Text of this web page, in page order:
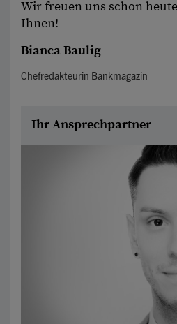
Wir freuen uns schon
Ihnen!
Bianca Baulig
Chefredakteurin Bankmagazin
Ihr Ansprechpartner